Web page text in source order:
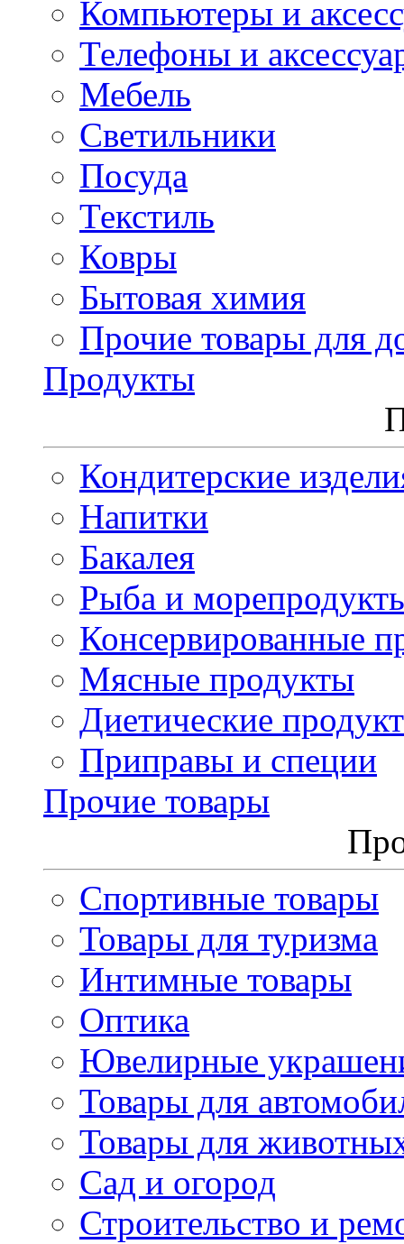
Компьютеры и
Телефоны и
Мебель
Светильники
Посуда
Текстиль
Ковры
Бытовая химия
Прочие товары для
Продукты
Кондитерские
Напитки
Бакалея
Рыба и
Консервированные
Мясные продукты
Диетические
Приправы и специи
Прочие товары
Спортивные товары
Товары для туризма
Интимные товары
Оптика
Ювелирные
Товары для
Товары для
Сад и огород
Строительство и